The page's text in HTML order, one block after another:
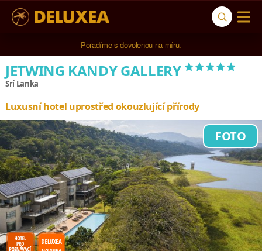
Poradíme s dovolenou na míru.
5* cestovní kancelář na luxusní dovolenou od 100.000 Kč.
JETWING KANDY GALLERY*****
Srí Lanka
Luxusní hotel uprostřed okouzlující přírody
FOTO